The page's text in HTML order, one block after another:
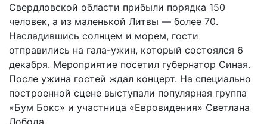
Свердловской области прибыли порядка 150
человек, а из маленькой Литвы — более 70.
Насладившись солнцем и морем, гости
отправились на гала-ужин, который состоялся 6
декабря. Мероприятие посетил губернатор Синая.
После ужина гостей ждал концерт. На специально
построенной сцене выступали популярная группа
«Бум Бокс» и участница «Евровидения» Светлана
Лобода.